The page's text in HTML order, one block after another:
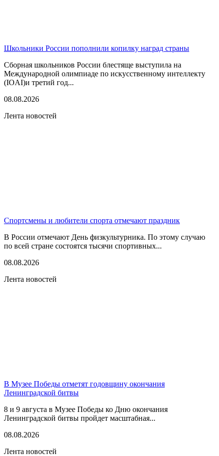
Школьники России пополнили копилку наград страны
Сборная школьников России блестяще выступила на
Международной олимпиаде по искусственному интеллекту
(IOAI)и третий год...
08.08.2026
Лента новостей
Спортсмены и любители спорта отмечают праздник
В России отмечают День физкультурника. По этому случаю
по всей стране состоятся тысячи спортивных...
08.08.2026
Лента новостей
В Музее Победы отметят годовщину окончания
Ленинградской битвы
8 и 9 августа в Музее Победы ко Дню окончания
Ленинградской битвы пройдет масштабная...
08.08.2026
Лента новостей